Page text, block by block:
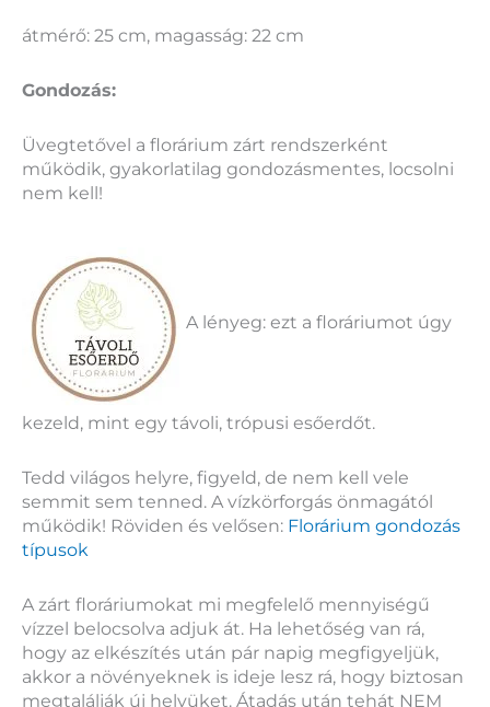
átmérő: 25 cm, magasság: 22 cm
Gondozás:
Üvegtetővel a florárium zárt rendszerként
működik, gyakorlatilag gondozásmentes, locsolni
nem kell!
A lényeg: ezt a floráriumot úgy
kezeld, mint egy távoli, trópusi esőerdőt.
Tedd világos helyre, figyeld, de nem kell vele
semmit sem tenned. A vízkörforgás önmagától
működik! Röviden és velősen: Florárium gondozás
típusok
A zárt floráriumokat mi megfelelő mennyiségű
vízzel belocsolva adjuk át. Ha lehetőség van rá,
hogy az elkészítés után pár napig megfigyeljük,
akkor a növényeknek is ideje lesz rá, hogy biztosan
megtalálják új helyüket. Átadás után tehát NEM